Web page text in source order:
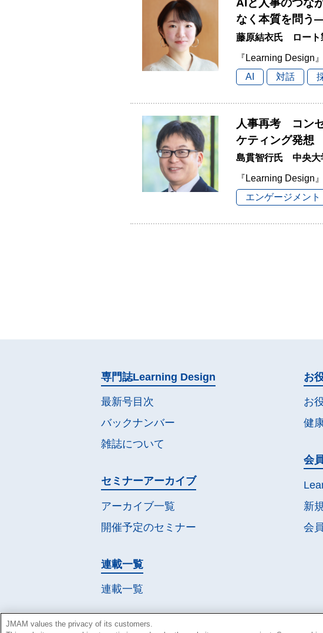
AIと人事のつ
なく本質を問う
藤原結衣氏 ロート
『Learning Design
AI
対話
人事再考 コン
ケティング発想
島貫智行氏 中央大
『Learning Design
エンゲージメント
専門誌Learning Design
最新号目次
バックナンバー
雑誌について
セミナーアーカイブ
アーカイブ一覧
開催予定のセミナー
連載一覧
連載一覧
お
お
健
会
新
会
JMAM values the privacy of its customers.